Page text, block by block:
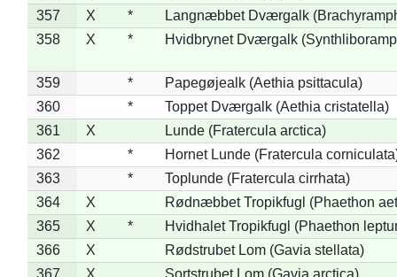
357
X *
Langnæbbet Dværgalk
358
X * Hvidbrynet Dværgalk
359 *
Papegøjealk (Aethia psittacula)
360
*
Toppet Dværgalk (Aethia cristatella)
361
X
Lunde (Fratercula arctica)
362
*
Hornet Lunde (Fratercula
363
*
Toplunde (Fratercula cirrhata)
364
X
Rødnæbbet Tropikfugl (Phaethon
365
X *
Hvidhalet Tropikfugl (Phaethon
366
X
Rødstrubet Lom (Gavia stellata)
367
X
Sortstrubet Lom (Gavia arctica)